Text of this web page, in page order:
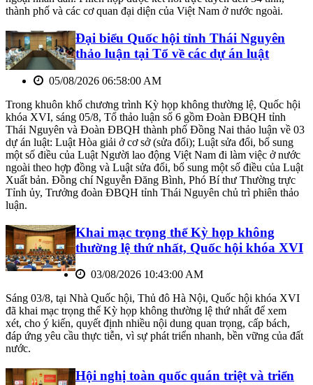
thành phố và các cơ quan đại diện của Việt Nam ở nước ngoài.
Đại biểu Quốc hội tỉnh Thái Nguyên
thảo luận tại Tổ về các dự án luật
05/08/2026 06:58:00 AM
Trong khuôn khổ chương trình Kỳ họp không thường lệ, Quốc hội
khóa XVI, sáng 05/8, Tổ thảo luận số 6 gồm Đoàn ĐBQH tỉnh
Thái Nguyên và Đoàn ĐBQH thành phố Đồng Nai thảo luận về 03
dự án luật: Luật Hòa giải ở cơ sở (sửa đổi); Luật sửa đổi, bổ sung
một số điều của Luật Người lao động Việt Nam đi làm việc ở nước
ngoài theo hợp đồng và Luật sửa đổi, bổ sung một số điều của Luật
Xuất bản. Đồng chí Nguyễn Đăng Bình, Phó Bí thư Thường trực
Tỉnh ủy, Trưởng đoàn ĐBQH tỉnh Thái Nguyên chủ trì phiên thảo
luận.
Khai mạc trọng thể Kỳ họp không
thường lệ thứ nhất, Quốc hội khóa XVI
03/08/2026 10:43:00 AM
Sáng 03/8, tại Nhà Quốc hội, Thủ đô Hà Nội, Quốc hội khóa XVI
đã khai mạc trọng thể Kỳ họp không thường lệ thứ nhất để xem
xét, cho ý kiến, quyết định nhiều nội dung quan trọng, cấp bách,
đáp ứng yêu cầu thực tiễn, vì sự phát triển nhanh, bền vững của đất
nước.
Hội nghị toàn quốc quán triệt và triển